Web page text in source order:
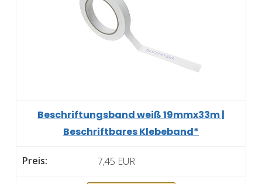
Beschriftungsband weiß 19mmx33m |
Beschriftbares Klebeband*
7,45 EUR